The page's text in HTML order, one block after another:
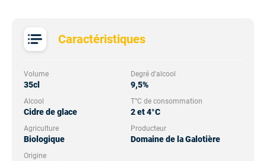
Caractéristiques
Volume
35cl
Degré d'alcool
9,5%
Alcool
Cidre de glace
T°C de consommation
2 et 4°C
Agriculture
Biologique
Producteur
Domaine de la Galotière
Origine